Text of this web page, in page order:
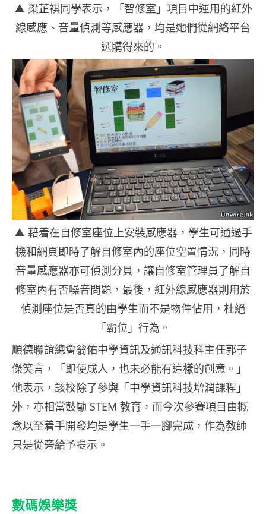
▲ 梁芷祺同學表示，「智修室」項目中運用的紅外
線感應、音量偵測等感應器，均是她們從網絡平台
選購得來的。
▲ 藉着在自修室座位上安裝感應器，學生可通過手
機和網頁即時了解自修室內的座位空置情況，同時
音量感應器亦可偵測分貝，讓自修室管理員了解自
修室內有否噪音問題，最後，紅外線感應器則用於
偵測座位是否真的由學生而不是物件佔用，杜絕
「霸位」行為。
順德聯誼總會翁佑中學資訊及通訊科技科主任郭子
傑笑言，「即使成人，也未必能有這樣的創意。」
他表示，該校除了參與「中學資訊科技增潤課程」
外，亦相當鼓勵 STEM 教育，而今次參賽項目由概
念以至着手開發均是學生一手一腳完成，作為教師
只是從旁給予提示。
數碼娛樂獎